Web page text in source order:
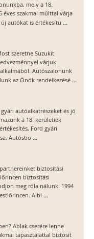
mely a 18.
éves szakmai múlttal várja
autókat is értékesítü ...
szeretne Suzukit
várjuk
Autószalonunk
az Önök rendelkezésé ...
autóalkatrészeket és jó
a 18. kerületiek
Ford gyári
Autósbo ...
biztosítási
biztosítási
meg róla nálunk. 1994
A bi ...
Ablak cserére lenne
tapasztalattal biztosít